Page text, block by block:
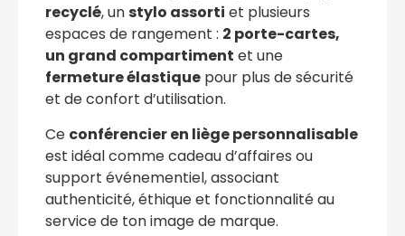
recyclé, unstylo assorti et plusieurs
espaces de rangement : 2 porte-cartes,
un grand compartiment et une
fermeture élastique pour plus de sécurité
et de confort d’utilisation.
Ce conférencier en liège personnalisable
est idéal comme cadeau d’affaires ou
support événementiel, associant
authenticité, éthique et fonctionnalité au
service de ton image de marque.